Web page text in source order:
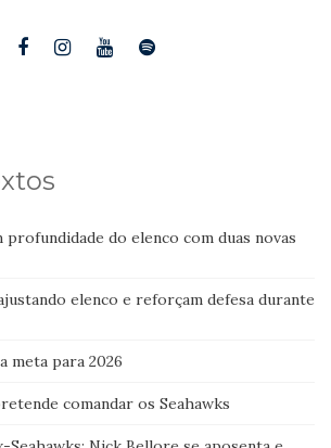
profundidade do elenco com duas novas
elenco e reforçam defesa durante
meta para 2026
comandar os Seahawks